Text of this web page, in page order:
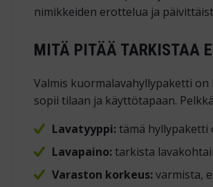
nimikkeiden erottelua ja
MITÄ PITÄÄ TARKISTAA
Valmis kuormalavahyllypaketti
sopii tilaan ja käyttötapaan.
Lavatyyppi:tämä hyllypaketti
Lavapaino:tarkista
Varaston korkeus:varmista,